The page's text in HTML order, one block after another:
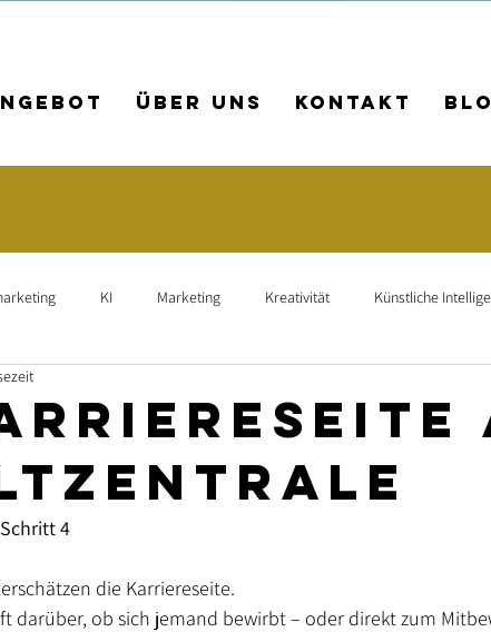
Über uns Kontakt
KI Marketing Kreativität Künstliche
Leadgenerierung Mitarbeiterfindung Suchmaschinen-
4
die Karriereseite.
darüber, ob sich jemand bewirbt – oder direkt zum